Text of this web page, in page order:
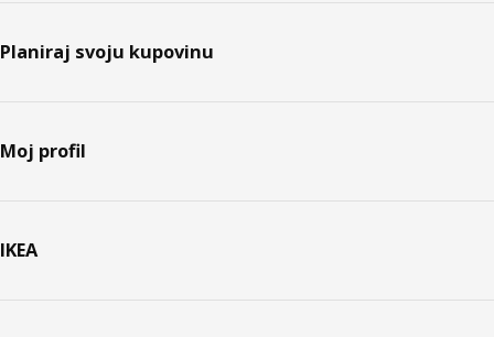
Planiraj svoju kupovinu
Moj profil
IKEA